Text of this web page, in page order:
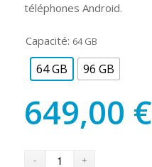
téléphones Android.
Capacité: 64 GB
64 GB 96 GB
649,00 €